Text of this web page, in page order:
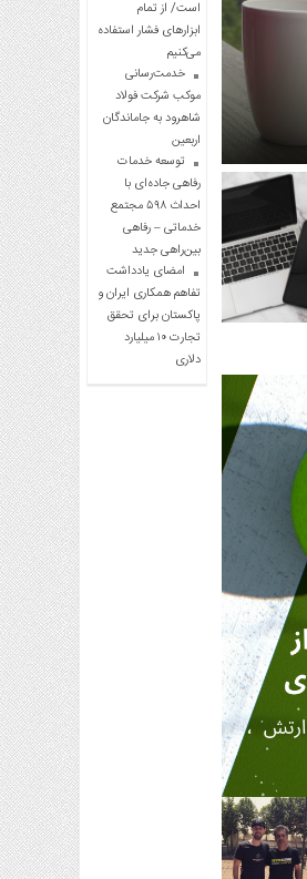
است/ از تمام
ابزارهای فشار استفاده
می‌کنیم
خدمت‌رسانی
موکب شرکت فولاد
شاهرود به جاماندگان
اربعین
توسعه خدمات
رفاهی جاده‌ای با
احداث ۵۹۸ مجتمع
خدماتی – رفاهی
بین‌راهی جدید
امضای یادداشت
تفاهم همکاری ایران و
پاکستان برای تحقق
تجارت ۱۰ میلیارد
دلاری